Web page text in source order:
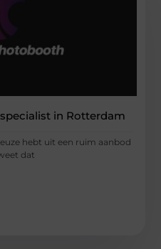
in Rotterdam
hebt uit een ruim aanbod
dat